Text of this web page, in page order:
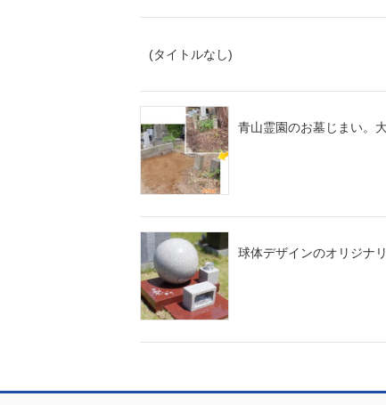
(タイトルなし)
青山霊園のお墓じまい。
球体デザインのオリジナ